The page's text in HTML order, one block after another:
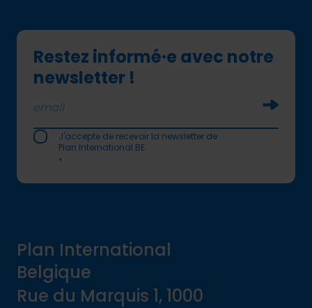
Restez informé·e avec notre
newsletter !
J'accepte de recevoir la newsletter de
Plan International BE.
*
Plan International
Belgique
Rue du Marquis 1, 1000